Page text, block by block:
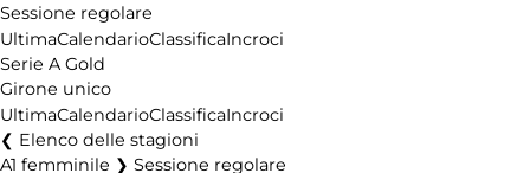
Sessione regolare
UltimaCalendarioClassificaIncroci
Serie A Gold
Girone unico
UltimaCalendarioClassificaIncroci
Elenco delle stagioni
A1 femminile ❯ Sessione regolare